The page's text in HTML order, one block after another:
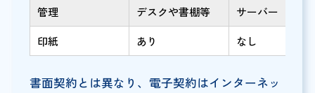
管理
デスクや書棚等
サーバー
印紙
あり なし
書面契約とは異なり、電子契約はインターネッ